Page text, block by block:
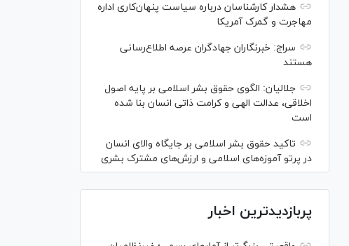
هشدار کارشناسان درباره سیاست پنهان‌کاری اداره
مهاجرت و گمرک آمریکا
سراج: خبرنگاران جهادگران عرصه اطلاع‌رسانی
هستند
جلالیان: الگوی حقوق بشر اسلامی بر پایه اصول
اخلاقی، عدالت الهی و کرامت ذاتی انسان بنا شده
است
تاکید حقوق بشر اسلامی بر جایگاه والای انسان
در پرتو آموزه‌های اسلامی و ارزش‌های مشترک بشری
پربازدیدترین اخبار